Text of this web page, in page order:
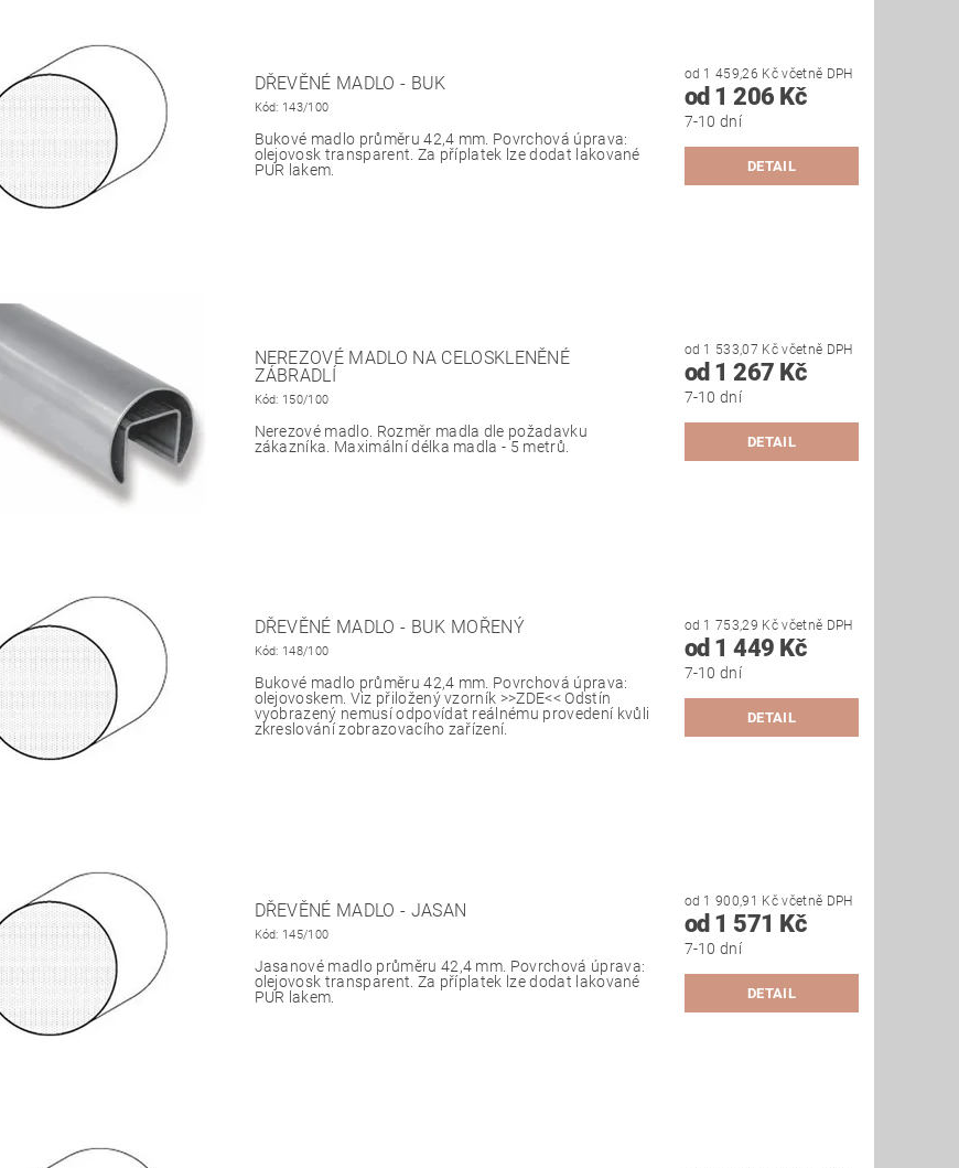
DŘEVĚNÉ MADLO - BUK
Kód: 143/100
Bukové madlo průměru 42,4 mm. Povrchová úprava:
olejovosk transparent. Za příplatek lze dodat lakované
PUR lakem.
od 1 459,26 Kč včetně DPH
od 1 206 Kč
7-10 dní
DETAIL
NEREZOVÉ MADLO NA CELOSKLENĚNÉ
ZÁBRADLÍ
Kód: 150/100
Nerezové madlo. Rozměr madla dle požadavku
zákazníka. Maximální délka madla - 5 metrů.
od 1 533,07 Kč včetně DPH
od 1 267 Kč
7-10 dní
DETAIL
DŘEVĚNÉ MADLO - BUK MOŘENÝ
Kód: 148/100
Bukové madlo průměru 42,4 mm. Povrchová úprava:
olejovoskem. Viz přiložený vzorník >>ZDE<< Odstín
vyobrazený nemusí odpovídat reálnému provedení kvůli
zkreslování zobrazovacího zařízení.
od 1 753,29 Kč včetně DPH
od 1 449 Kč
7-10 dní
DETAIL
DŘEVĚNÉ MADLO - JASAN
Kód: 145/100
Jasanové madlo průměru 42,4 mm. Povrchová úprava:
olejovosk transparent. Za příplatek lze dodat lakované
PUR lakem.
od 1 900,91 Kč včetně DPH
od 1 571 Kč
7-10 dní
DETAIL